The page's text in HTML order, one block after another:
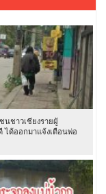
นชาวเชียงรายผู้
ได้ออกมาแจ้งเตือนพ่อ